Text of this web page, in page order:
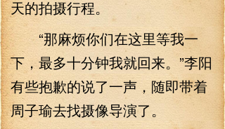
天的拍摄行程。
“那麻烦你们在这里等我一
下，最多十分钟我就回来。”李阳
有些抱歉的说了一声，随即带着
周子瑜去找摄像导演了。